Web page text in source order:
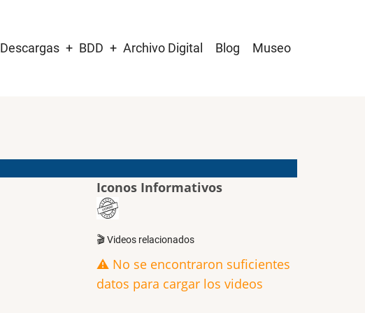
Descargas BDD Archivo Digital Blog Museo
Iconos Informativos
🎬 Videos relacionados
⚠️ No se encontraron suficientes
datos para cargar los videos